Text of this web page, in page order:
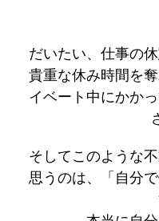
だいたい、仕事の
貴重な休み時間を
イベート中にかか
そしてこのような
思うのは、「自分